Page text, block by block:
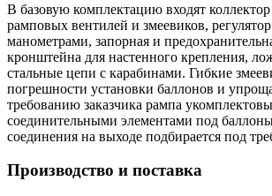
В базовую комплектацию входят
рамповых вентилей и змеевиков,
манометрами, запорная и
кронштейна для настенного крепления,
стальные цепи с карабинами. Гибкие
погрешности установки баллонов и
требованию заказчика рампа
соединительными элементами под
соединения на выходе подбирается под
Производство и поставка